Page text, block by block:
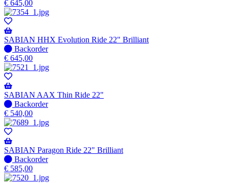
op
voorraad
-
Wordt
verzonden
wanneer
beschikbaar
€ 645,00
SABIAN HHX Evolution Ride 22" Brilliant
Niet
op
voorraad
-
Wordt
verzonden
wanneer
beschikbaar
Backorder
€ 645,00
SABIAN AAX Thin Ride 22"
Niet
op
voorraad
-
Wordt
verzonden
wanneer
beschikbaar
Backorder
€ 540,00
SABIAN Paragon Ride 22" Brilliant
Niet
op
voorraad
Backorder
€ 585,00